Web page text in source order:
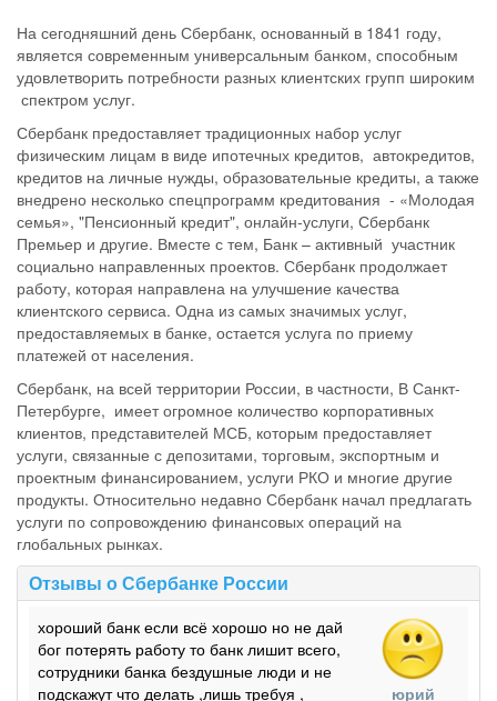
На сегодняшний день Сбербанк, основанный в 1841 году,
является современным универсальным банком, способным
удовлетворить потребности разных клиентских групп широким
спектром услуг.
Сбербанк предоставляет традиционных набор услуг
физическим лицам в виде ипотечных кредитов, автокредитов,
кредитов на личные нужды, образовательные кредиты, а также
внедрено несколько спецпрограмм кредитования - «Молодая
семья», "Пенсионный кредит", онлайн-услуги, Сбербанк
Премьер и другие. Вместе с тем, Банк – активный участник
социально направленных проектов. Сбербанк продолжает
работу, которая направлена на улучшение качества
клиентского сервиса. Одна из самых значимых услуг,
предоставляемых в банке, остается услуга по приему
платежей от населения.
Сбербанк, на всей территории России, в частности, В Санкт-
Петербурге, имеет огромное количество корпоративных
клиентов, представителей МСБ, которым предоставляет
услуги, связанные с депозитами, торговым, экспортным и
проектным финансированием, услуги РКО и многие другие
продукты. Относительно недавно Сбербанк начал предлагать
услуги по сопровождению финансовых операций на
глобальных рынках.
Отзывы о Сбербанке России
хороший банк если всё хорошо но не дай
бог потерять работу то банк лишит всего,
сотрудники банка бездушные люди и не
подскажут что делать ,лишь требуя ,
юрий